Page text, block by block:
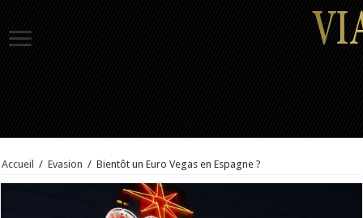
Accueil / Evasion / Bientôt un Euro Vegas en Espagne ?